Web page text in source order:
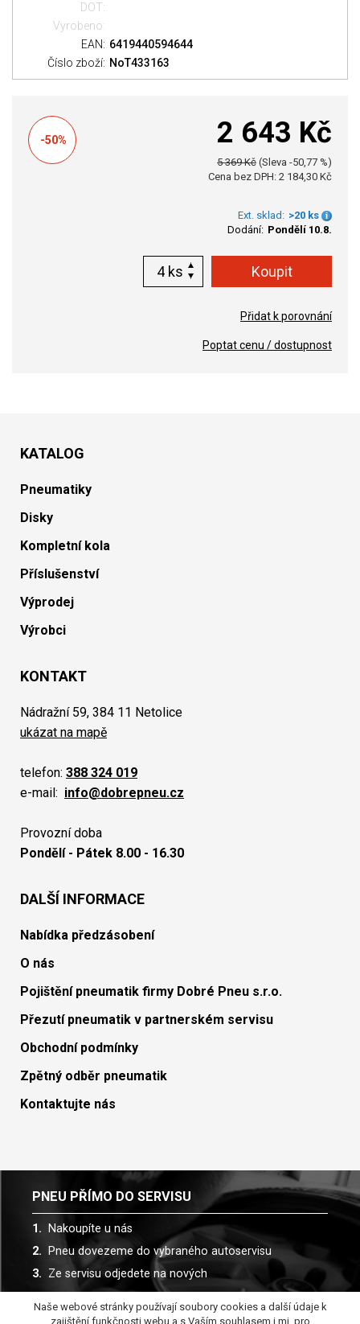
DOT:
Vyrobeno:
EAN: 6419440594644
Číslo zboží: NoT433163
-50% 2 643 Kč
5 369 Kč (Sleva -50,77 %)
Cena bez DPH: 2 184,30 Kč
Ext. sklad: >20 ks
Dodání: Pondělí 10.8.
ks
Přidat k porovnání
Poptat cenu / dostupnost
KATALOG
Pneumatiky
Disky
Kompletní kola
Příslušenství
Výprodej
Výrobci
KONTAKT
Nádražní 59, 384 11 Netolice
ukázat na mapě
telefon: 388 324 019
e-mail: info@dobrepneu.cz
Provozní doba
Pondělí - Pátek 8.00 - 16.30
DALŠÍ INFORMACE
Nabídka předzásobení
O nás
Pojištění pneumatik firmy Dobré Pneu s.r.o.
Přezutí pneumatik v partnerském servisu
Obchodní podmínky
Zpětný odběr pneumatik
Kontaktujte nás
PNEU PŘÍMO DO SERVISU
Nakoupíte u nás
Pneu dovezeme do vybraného autoservisu
Ze servisu odjedete na nových
Spolupracujeme s více než 30 autoservisy
Naše webové stránky používají soubory cookies a další údaje k
zajištění funkčnosti webu a s Vaším souhlasem i mj. pro